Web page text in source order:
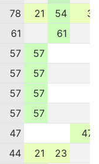
78 21 54
3
61
61
57
57
57
57
57
57
57
57
47
47
44 21 23